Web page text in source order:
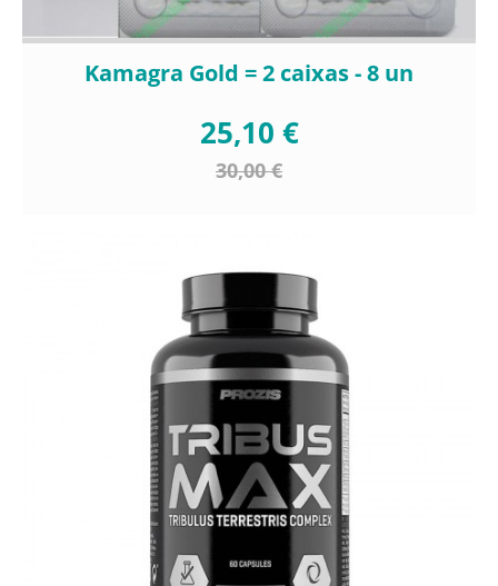
Kamagra Gold = 2 caixas - 8 un
25,10 €
30,00 €